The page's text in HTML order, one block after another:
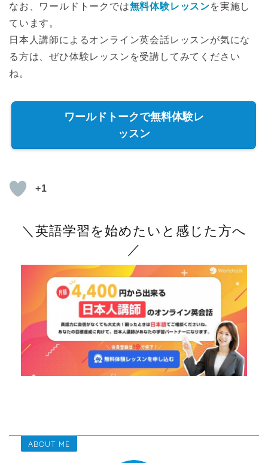
なお、ワールドトークでは無料体験レッスンを実施し
ています。
日本人講師によるオンライン英会話レッスンが気にな
る方は、ぜひ体験レッスンを受講してみてください
ね。
ワールドトークで無料体験レ
ッスン
+1
＼英語学習を始めたいと感じた方へ
／
ABOUT ME